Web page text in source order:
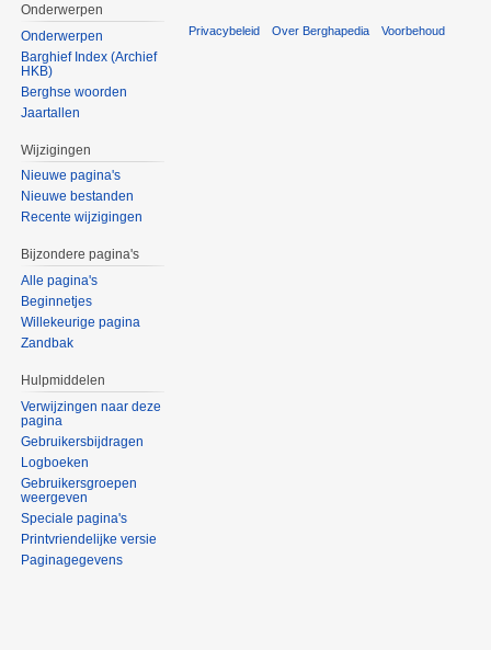
Onderwerpen
Onderwerpen
Barghief Index (Archief
HKB)
Berghse woorden
Jaartallen
Wijzigingen
Nieuwe pagina's
Nieuwe bestanden
Recente wijzigingen
Bijzondere pagina's
Alle pagina's
Beginnetjes
Willekeurige pagina
Zandbak
Hulpmiddelen
Verwijzingen naar deze
pagina
Gebruikersbijdragen
Logboeken
Gebruikersgroepen
weergeven
Speciale pagina's
Printvriendelijke versie
Paginagegevens
Privacybeleid Over Berghapedia Voorbehoud